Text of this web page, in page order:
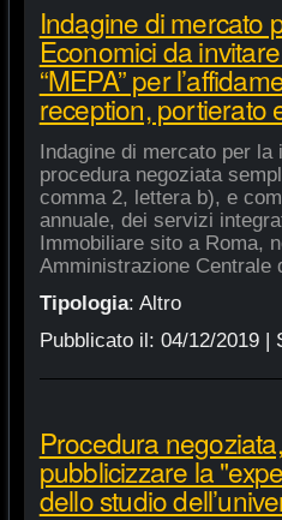
Indagine di mercato
Economici da
“MEPA” per
reception, portierato
Indagine di mercato per
procedura negoziata
comma 2, lettera b), e
annuale, dei servizi
Immobiliare sito a Roma,
Amministrazione Centrale
Tipologia: Altro
Pubblicato il: 04/12/2019|
Procedura
pubblicizzare la
dello studio